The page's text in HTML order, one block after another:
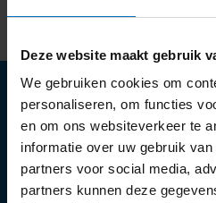
Deze website maakt gebruik
We gebruiken cookies om
personaliseren, om functies
en om ons websiteverkeer te
informatie over uw gebruik
partners voor social media,
partners kunnen deze
Openingstijden:
Ma:
13:30 - 18:00 uur